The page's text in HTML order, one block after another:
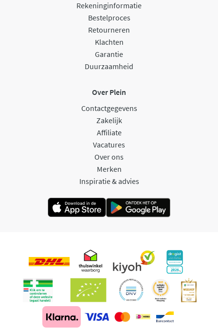
Rekeninginformatie
Bestelproces
Retourneren
Klachten
Garantie
Duurzaamheid
Over Plein
Contactgegevens
Zakelijk
Affiliate
Vacatures
Over ons
Merken
Inspiratie & advies